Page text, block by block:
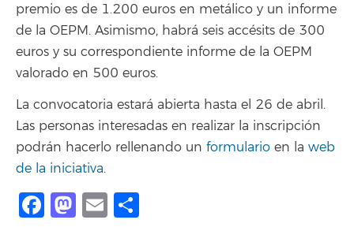
premio es de 1.200 euros en metálico y un informe
de la OEPM. Asimismo, habrá seis accésits de 300
euros y su correspondiente informe de la OEPM
valorado en 500 euros.
La convocatoria estará abierta hasta el 26 de abril.
Las personas interesadas en realizar la inscripción
podrán hacerlo rellenando un formulario en la web
de la iniciativa.
Facebook
Mastodon
Email